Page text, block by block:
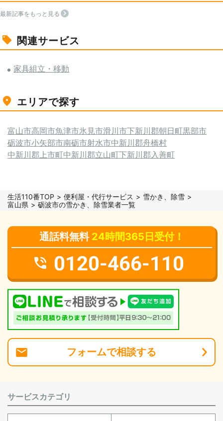
最新記事をもっと見る
関連サービス
家具組立・移動
エリアで探す
富山市高岡市魚津市氷見市滑川市下新川郡朝日町黒部市
砺波市小矢部市南砺市射水市中新川郡舟橋村
中新川郡上市町中新川郡立山町下新川郡入善町
生活110番TOP 便利屋・代行サービス
雪かき、除雪
富山県
砺波市の雪かき、除雪業者一覧
通話料無料 24時間365日受付！
0120-466-110
フォームで相談する
サービスカテゴリ